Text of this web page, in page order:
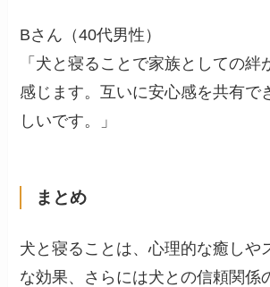
Bさん（40代男性）
「犬と寝ることで家族としての絆
感じます。互いに安心感を共有で
しいです。」
まとめ
犬と寝ることは、心理的な癒しや
な効果、さらには犬との信頼関係